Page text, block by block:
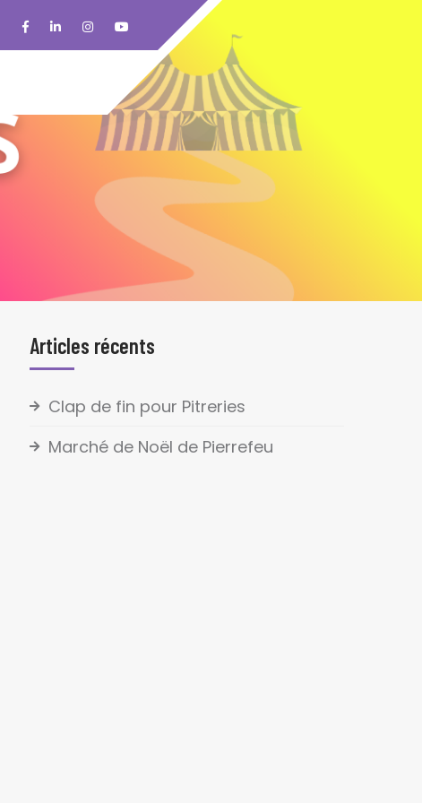
Articles récents
Clap de fin pour Pitreries
Marché de Noël de Pierrefeu